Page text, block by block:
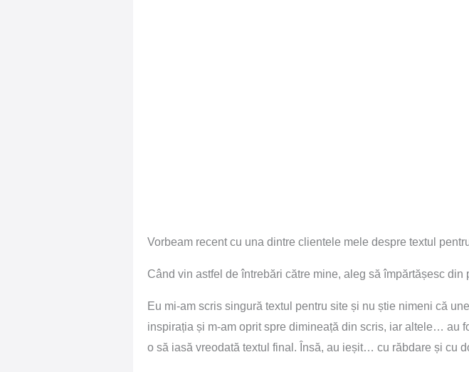
Vorbeam recent cu una dintre clientele mele despre textul
Când vin astfel de întrebări către mine, aleg să împărtășesc din
Eu mi-am scris singură textul pentru site și nu știe nimeni că
inspirația și m-am oprit spre dimineață din scris, iar altele… au
o să iasă vreodată textul final. Însă, au ieșit… cu răbdare și cu